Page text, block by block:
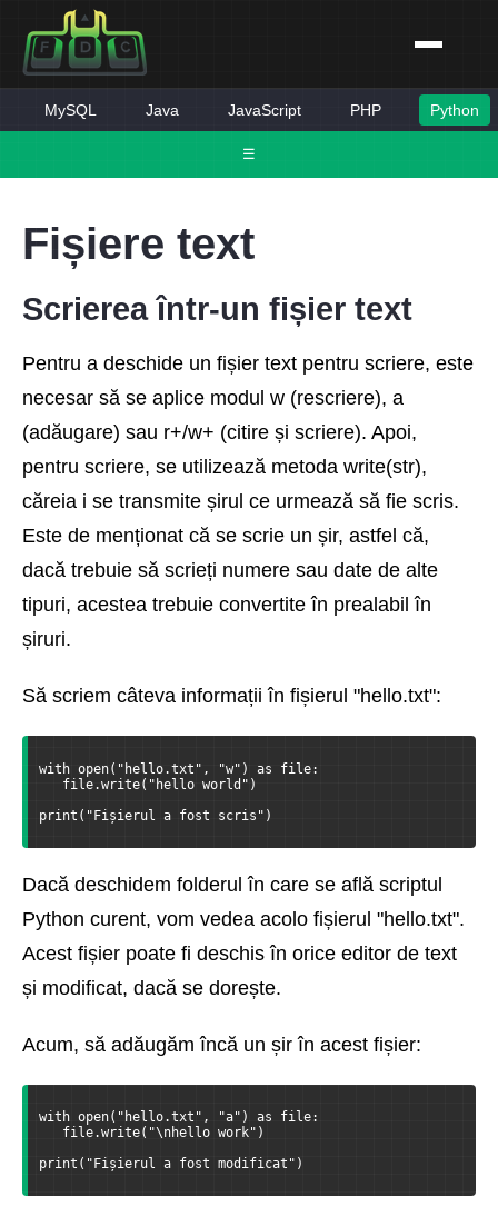
☰
MySQL Java JavaScript PHP Python
Fișiere text
Scrierea într-un fișier text
Pentru a deschide un fișier text pentru scriere, este
necesar să se aplice modul w (rescriere), a
(adăugare) sau r+/w+ (citire și scriere). Apoi,
pentru scriere, se utilizează metoda write(str),
căreia i se transmite șirul ce urmează să fie scris.
Este de menționat că se scrie un șir, astfel că,
dacă trebuie să scrieți numere sau date de alte
tipuri, acestea trebuie convertite în prealabil în
șiruri.
Să scriem câteva informații în fișierul "hello.txt":
with open("hello.txt", "w") as file:
file.write("hello world")
print("Fișierul a fost scris")
Dacă deschidem folderul în care se află scriptul
Python curent, vom vedea acolo fișierul "hello.txt".
Acest fișier poate fi deschis în orice editor de text
și modificat, dacă se dorește.
Acum, să adăugăm încă un șir în acest fișier:
with open("hello.txt", "a") as file:
file.write("\nhello work")
print("Fișierul a fost modificat")